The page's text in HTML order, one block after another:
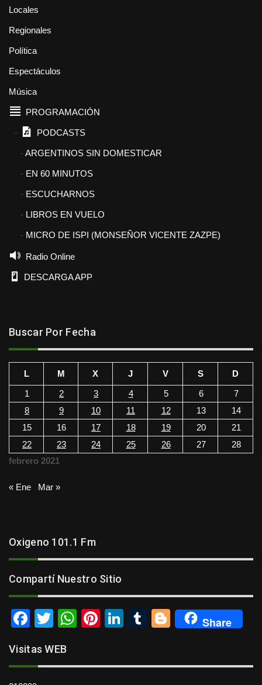
Locales
Regionales
Política
Espectáculos
Música
PROGRAMACIÓN
PODCASTS
ARGENTINOS SIN DOMESTICAR
EN 60 MINUTOS
ESCUCHARNOS
LIBROS EN VUELO
MICRO DE ISPI (MONSEÑOR VICENTE ZAZPE)
Radio Online
DESCARGA APP
Buscar Por Fecha
febrero 2021
L M X J V S
D
1
2 3 4 5 6
7
8
9 10 11 12 13
14
15
16 17 18 19 20
21
22
23 24 25 26 27 28
« Ene Mar »
Oxigeno 101.1 Fm
Compartí Nuestro Sitio
F
c
e
T
tt
er
W
s
Pi
e
Li
e
T
bl
Bl
g
Share
Visitas WEB